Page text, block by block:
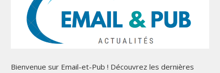
Bienvenue sur Email-et-Pub ! Découvrez les dernières